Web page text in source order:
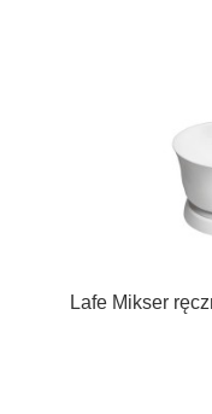
Lafe Mikser